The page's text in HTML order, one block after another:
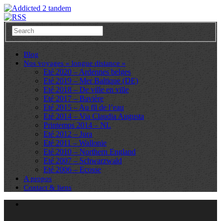
Blog
Nos voyages « longue distance »
Eté 2020 – Ardennes belges
Eté 2019 – Mer Baltique (DE)
Eté 2018 – De ville en ville
Eté 2017 – Bavière
Eté 2015 – Au fil de l’eau
Eté 2014 – Via Claudia Augusta
Printemps 2014 – NL
Eté 2012 – Jura
Eté 2011 – Wallonie
Eté 2010 – Northern England
Eté 2007 – Schwarzwald
Eté 2006 – Ecosse
A propos
Contact & liens